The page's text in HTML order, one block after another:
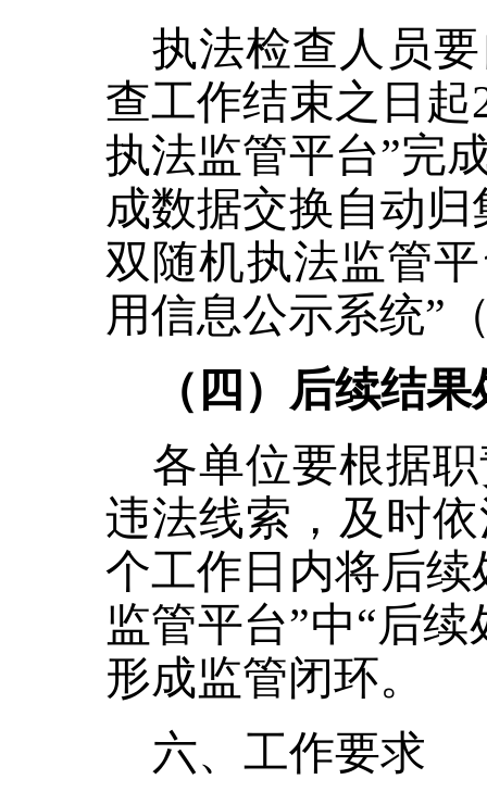
执法检查人员
查工作结束之日
执法监管平台”完
成数据交换自动
双随机执法监管
用信息公示系统”
（四）后续结
各单位要根据
违法线索，及时
个工作日内将后
监管平台”中“后
形成监管闭环。
六、工作要求